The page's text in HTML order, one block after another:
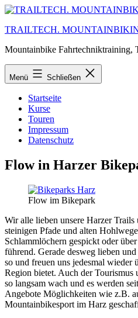
Zum
springen
TRAILTECH.
Mountainbike Fahrtechniktraining,
Menü Schließen
Startseite
Kurse
Touren
Impressum
Datenschutz
Flow in Harzer
Flow im Bikepark
Wir alle lieben unsere Harzer
steinigen Pfade und alten
Schlammlöchern gespickt oder
führend. Gerade desweg lieben
so und freuen uns jedesmal wieder
Region bietet. Auch der Tourismus
so langsam wach und es werden
Angebote Möglichkeiten wie z.B.
Mountainbikesport im Harz